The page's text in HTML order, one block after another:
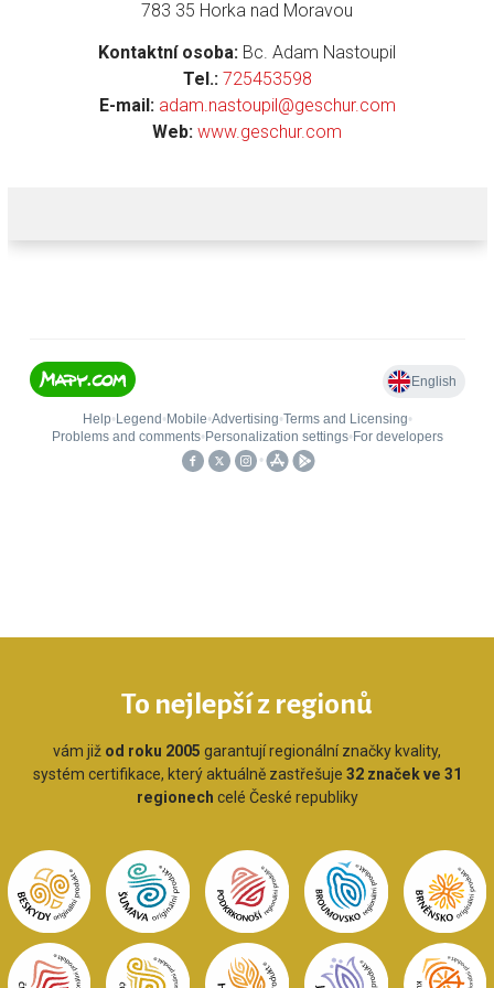
783 35 Horka nad Moravou
Kontaktní osoba: Bc. Adam Nastoupil
Tel.: 725453598
E-mail: adam.nastoupil@geschur.com
Web: www.geschur.com
To nejlepší z regionů
vám již od roku 2005 garantují regionální značky kvality,
systém certifikace, který aktuálně zastřešuje 32 značek ve 31
regionech celé České republiky